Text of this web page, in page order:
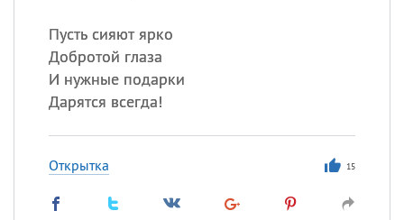
Пусть сияют ярко
Добротой глаза
И нужные подарки
Дарятся всегда!
Открытка 15